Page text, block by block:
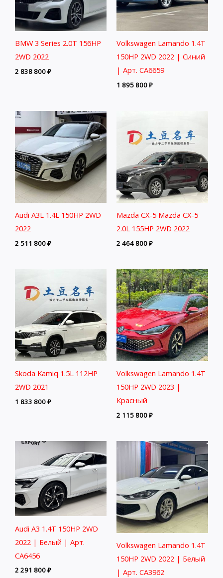
BMW 3 Series 2.0T 156HP
2WD 2022
2 838 800₽
Volkswagen Lamando 1.4T
150HP 2WD 2022 | Синий
| Арт. CA6659
1 895 800₽
Audi A3L 1.4L 150HP 2WD
2022
2 511 800₽
Mazda CX-5 Mazda CX-5
2.0L 155HP 2WD 2022
2 464 800₽
Skoda Kamiq 1.5L 112HP
2WD 2021
1 833 800₽
Volkswagen Lamando 1.4T
150HP 2WD 2023 |
Красный
2 115 800₽
Audi A3 1.4T 150HP 2WD
2022 | Белый | Арт.
CA6456
2 291 800₽
Volkswagen Lamando 1.4T
150HP 2WD 2022 | Белый
| Арт. CA3962